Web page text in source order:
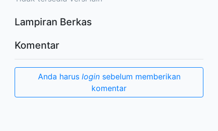
Lampiran Berkas
Komentar
Anda harus loginsebelum memberikan
komentar